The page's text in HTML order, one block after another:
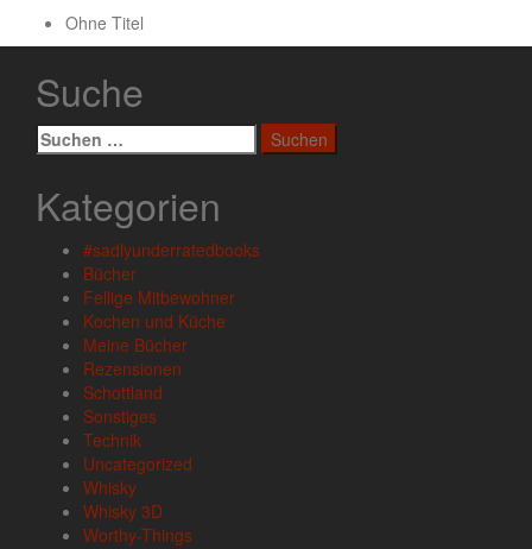
Ohne Titel
Suche
Suchen
nach:
Kategorien
#sadlyunderratedbooks
Bücher
Fellige Mitbewohner
Kochen und Küche
Meine Bücher
Rezensionen
Schottland
Sonstiges
Technik
Uncategorized
Whisky
Whisky 3D
Worthy-Things